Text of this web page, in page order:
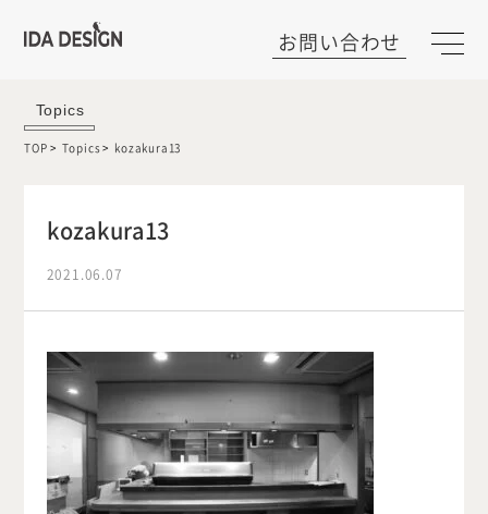
お問い合わせ
Topics
TOP Topics kozakura13
kozakura13
2021.06.07